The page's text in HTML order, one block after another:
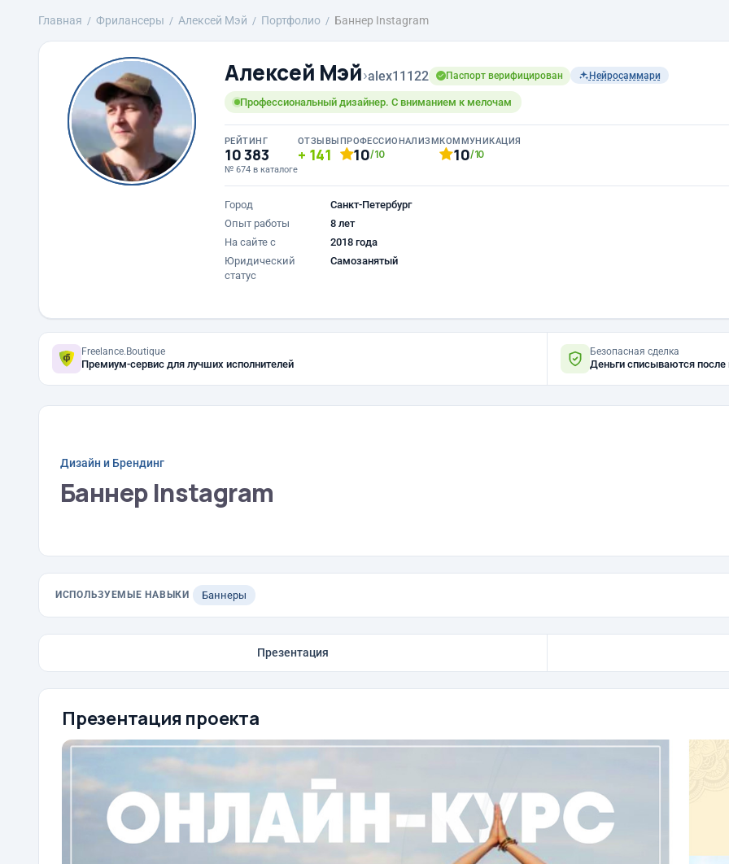
Главная Фрилансеры Алексей Мэй Портфолио Баннер Instagram
Алексей Мэй›alex11122 Паспорт верифицирован Нейросаммари
Профессиональный дизайнер. С вниманием к мелочам
РЕЙТИНГ
10 383
№ 674 в каталоге
ОТЗЫВЫ
141
ПРОФЕССИОНАЛИЗМ
10/10
КОММУНИКАЦИЯ
10/10
Город
Санкт-Петербург
Опыт работы
8 лет
На сайте с
2018 года
Юридический
статус
Самозанятый
Freelance.Boutique
Премиум-сервис для лучших исполнителей
Безопасная сделка
Деньги списываются после
Дизайн и Брендинг
Баннер Instagram
ИСПОЛЬЗУЕМЫЕ НАВЫКИ Баннеры
Презентация
Презентация проекта